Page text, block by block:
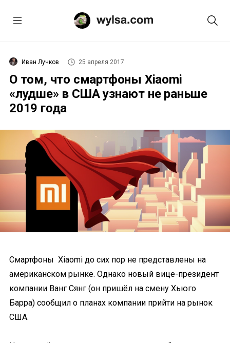
Иван Лучков 25 апреля 2017
О том, что смартфоны Xiaomi
«лудше» в США узнают не раньше
2019 года
Смартфоны Xiaomi до сих пор не представлены на
американском рынке. Однако новый вице-президент
компании Ванг Сянг (он пришёл на смену Хьюго
Барра) сообщил о планах компании прийти на рынок
США.